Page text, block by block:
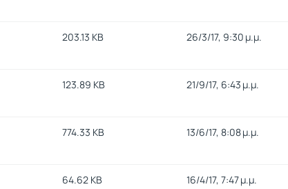
203.13 KB 26/3/17, 9:30 μ.μ.
123.89 KB 21/9/17, 6:43 μ.μ.
774.33 KB 13/6/17, 8:08 μ.μ.
64.62 KB 16/4/17, 7:47 μ.μ.